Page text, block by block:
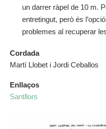
un darrer ràpel de 10 m.
entretingut, però és
problemes al recuperar
Cordada
Martí Llobet i Jordi Ceballos
Enllaços
Santllors